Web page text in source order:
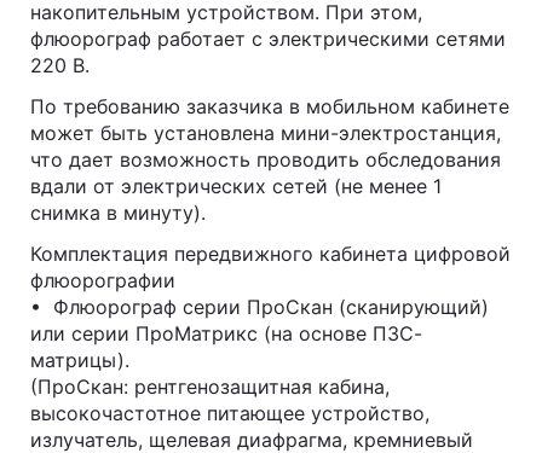
накопительным устройством. При этом,
флюорограф работает с электрическими сетями
220 В.
По требованию заказчика в мобильном кабинете
может быть установлена мини-электростанция,
что дает возможность проводить обследования
вдали от электрических сетей (не менее 1
снимка в минуту).
Комплектация передвижного кабинета цифровой
флюорографии
• Флюорограф серии ПроСкан (сканирующий)
или серии ПроМатрикс (на основе ПЗС-
матрицы).
(ПроСкан: рентгенозащитная кабина,
высокочастотное питающее устройство,
излучатель, щелевая диафрагма, кремниевый